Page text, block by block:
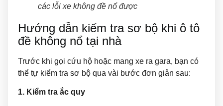
các lỗi xe không đề nổ được
Hướng dẫn kiểm tra sơ bộ khi ô tô
đề không nổ tại nhà
Trước khi gọi cứu hộ hoặc mang xe ra gara, bạn có
thể tự kiểm tra sơ bộ qua vài bước đơn giản sau:
1. Kiểm tra ắc quy